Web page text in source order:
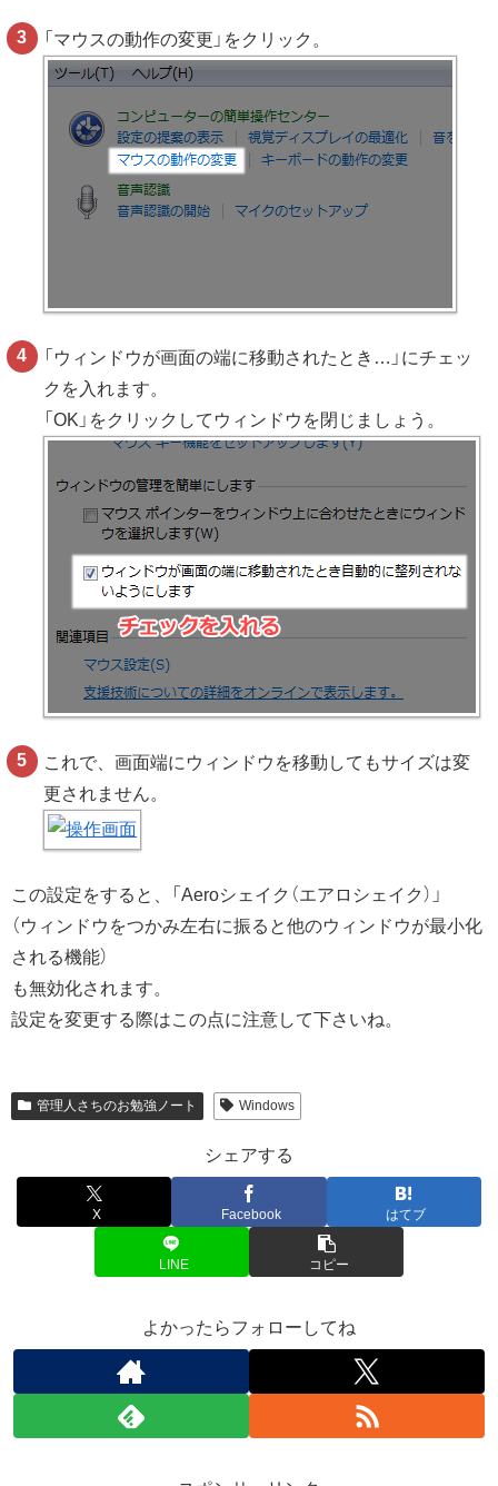
「マウスの動作の変更」をクリック。
「ウィンドウが画面の端に移動されたとき…」にチェッ
クを入れます。
「OK」をクリックしてウィンドウを閉じましょう。
これで、画面端にウィンドウを移動してもサイズは変
更されません。
この設定をすると、「Aeroシェイク（エアロシェイク）」
（ウィンドウをつかみ左右に振ると他のウィンドウが最小化
される機能）
も無効化されます。
設定を変更する際はこの点に注意して下さいね。
管理人さちのお勉強ノート Windows
シェアする
X Facebook はてブ
LINE コピー
よかったらフォローしてね